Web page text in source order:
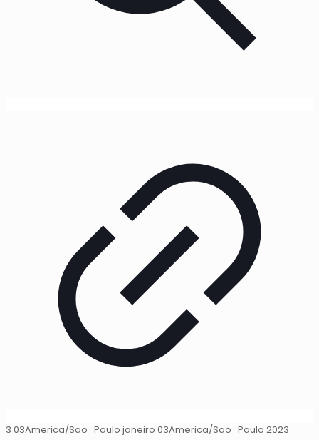
3 03America/Sao_Paulo janeiro 03America/Sao_Paulo 2023